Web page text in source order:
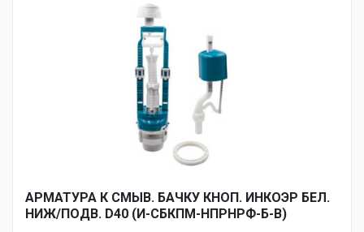
АРМАТУРА К СМЫВ. БАЧКУ КНОП. ИНКОЭР БЕЛ.
НИЖ/ПОДВ. D40 (И-СБКПМ-НПРНРФ-Б-В)